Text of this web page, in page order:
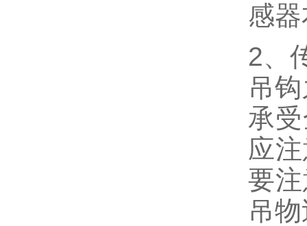
感
2、
吊
承
应
要
吊